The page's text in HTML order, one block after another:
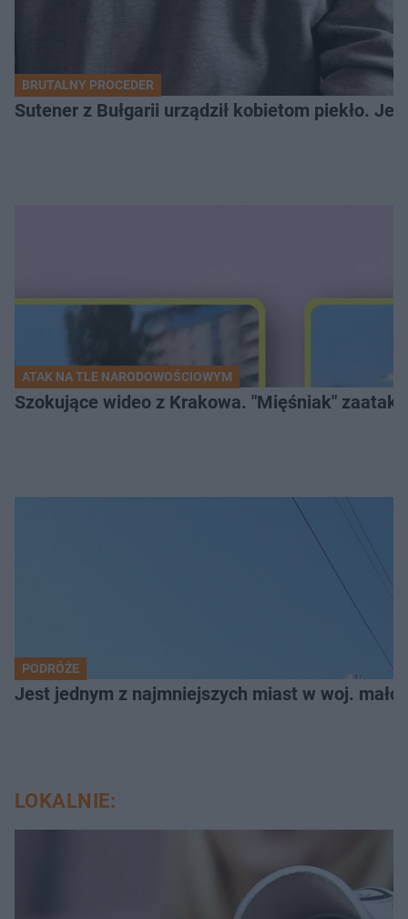
BRUTALNY PROCEDER
Sutener z Bułgarii urządził kobietom piekło.
ATAK NA TLE NARODOWOŚCIOWYM
Szokujące wideo z Krakowa. "Mięśniak"
PODRÓŻE
Jest jednym z najmniejszych miast w woj.
LOKALNIE: